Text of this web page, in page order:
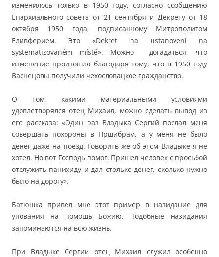
изменилось только в 1950 году, согласно сообщению
Епархиального совета от 21 сентября и Декрету от 18
октября 1950 года, подписанному Митрополитом
Еливферием. Это «Dekret na ustanovení na
systematizovaném místě». Можно догадаться, что
изменение произошло благодаря тому, что в 1950 году
Васнецовы получили чехословацкое гражданство.
О том, какими материальными условиями
удовлетворялся отец Михаил, можно сделать вывод из
его рассказа: «Один раз Владыка Сергий послал меня
совершать похороны в Пршибрам, а у меня не было
денег даже на поезд. Говорить же об этом Владыке я не
хотел. Но вот Господь помог. Пришел человек с просьбой
отслужить панихиду и дал столько денег, сколько нужно
было на дорогу».
Батюшка привел мне этот пример в назидание для
упования на помощь Божию. Подобные назидания
запоминаются на всю жизнь.
При Владыке Сергии отец Михаил служил особенно